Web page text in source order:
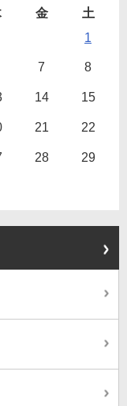
金
土
1
7 8
14 15
21 22
28 29